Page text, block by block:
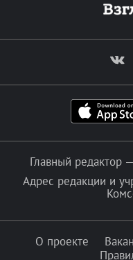
Главный редактор
Адрес редакции и
О проекте